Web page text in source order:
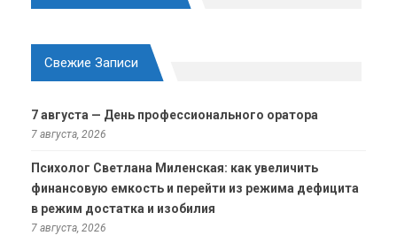
Свежие Записи
7 августа — День профессионального оратора
7 августа, 2026
Психолог Светлана Миленская: как увеличить
финансовую емкость и перейти из режима дефицита
в режим достатка и изобилия
7 августа, 2026